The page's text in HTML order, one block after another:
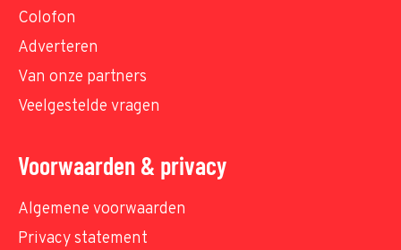
Colofon
Adverteren
Van onze partners
Veelgestelde vragen
Voorwaarden & privacy
Algemene voorwaarden
Privacy statement